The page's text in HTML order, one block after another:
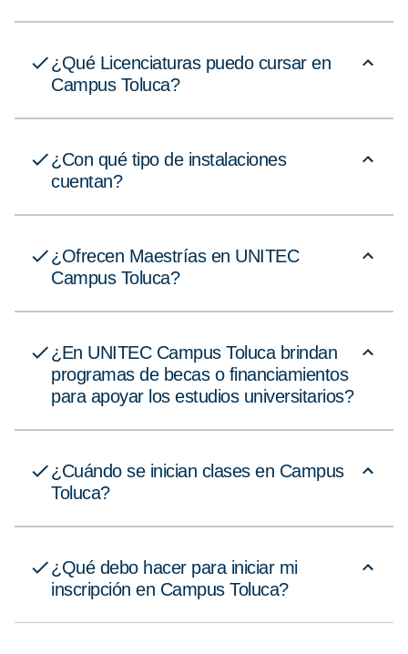
¿Qué Licenciaturas puedo cursar en
Campus Toluca?
¿Con qué tipo de instalaciones
cuentan?
¿Ofrecen Maestrías en UNITEC
Campus Toluca?
¿En UNITEC Campus Toluca brindan
programas de becas o financiamientos
para apoyar los estudios universitarios?
¿Cuándo se inician clases en Campus
Toluca?
¿Qué debo hacer para iniciar mi
inscripción en Campus Toluca?